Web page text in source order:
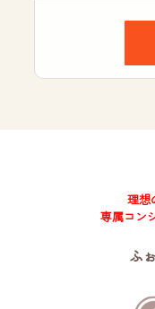
理想
専属コン
ふ